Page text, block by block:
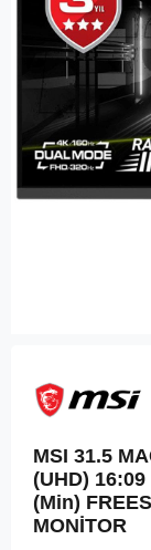
MSI 31.5
(UHD)
(Min)
MONİTOR